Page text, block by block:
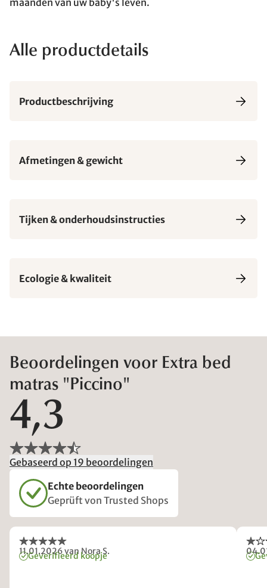
maanden van uw baby's leven.
Alle productdetails
Productbeschrijving
Afmetingen & gewicht
Tijken & onderhoudsinstructies
Ecologie & kwaliteit
Beoordelingen voor Extra bed
matras "Piccino"
4,3
Gebaseerd op 19 beoordelingen
Echte beoordelingen
Geprüft von Trusted Shops
11.01.2026van Nora S.
Geverifieerd koopje